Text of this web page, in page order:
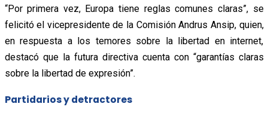
“Por primera vez, Europa tiene reglas comunes claras”, se
felicitó el vicepresidente de la Comisión Andrus Ansip, quien,
en respuesta a los temores sobre la libertad en internet,
destacó que la futura directiva cuenta con “garantías claras
sobre la libertad de expresión”.
Partidarios y detractores